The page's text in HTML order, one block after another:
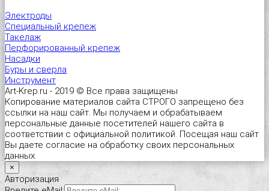
Электроды
Специальный крепеж
Такелаж
Перфорированный крепеж
Насадки
Буры и сверла
Инструмент
Art-Krep.ru - 2019 © Все права защищены
Копирование материалов сайта СТРОГО запрещено без
ссылки на наш сайт. Мы получаем и обрабатываем
персональные данные посетителей нашего сайта в
соответствии с официальной политикой. Посещая наш сайт
Вы даете согласие на обработку своих персональных
данных.
×
Авторизация